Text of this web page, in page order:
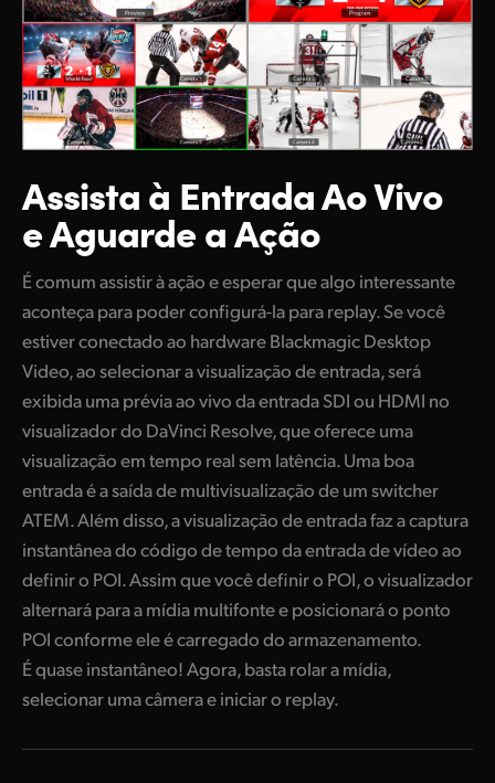
Assista à Entrada AoVivo
e Aguarde a Ação
É comum assistir à ação e esperar que algo interessante
aconteça para poder configurá-la para replay. Se você
estiver conectado ao hardware Blackmagic Desktop
Video, ao selecionar a visualização de entrada, será
exibida uma prévia ao vivo da entrada SDI ou HDMI no
visualizador do DaVinci Resolve, que oferece uma
visualização em tempo real sem latência. Uma boa
entrada é a saída de multivisualização de um switcher
ATEM. Além disso, a visualização de entrada faz a captura
instantânea do código de tempo da entrada de vídeo ao
definir o POI. Assim que você definir o POI, o visualizador
alternará para a mídia multifonte e posicionará o ponto
POI conforme ele é carregado do armazenamento.
É quase instantâneo! Agora, basta rolar a mídia,
selecionar uma câmera e iniciar o replay.